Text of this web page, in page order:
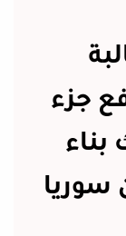
جزء
بناء
سوريا